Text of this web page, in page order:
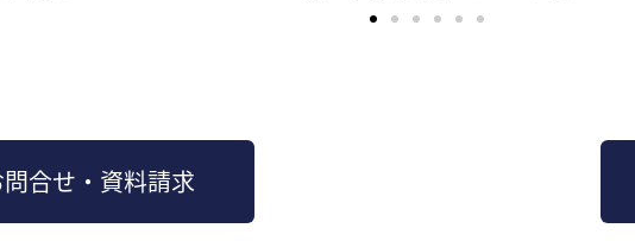
問合せ・資料請求